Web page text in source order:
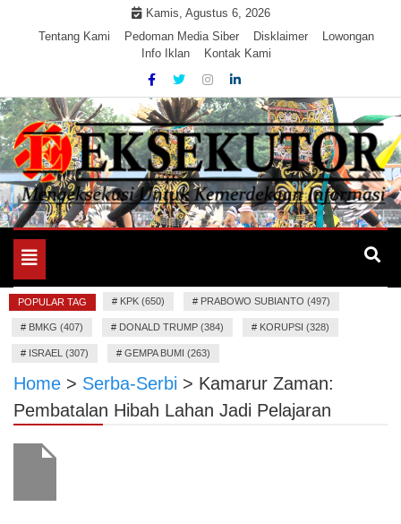
Kamis, Agustus 6, 2026
Tentang Kami
Pedoman Media Siber Disklaimer
Lowongan
Info Iklan
Kontak Kami
EKSEKUTOR
Mengeksekusi Berita Untuk Kemerdekaan dan Keadilan
Toggle
navigation
POPULAR TAG # KPK (650) # PRABOWO SUBIANTO (497)
# BMKG (407) # DONALD TRUMP (384) # KORUPSI (328)
# ISRAEL (307) # GEMPA BUMI (263)
Home > Serba-Serbi > Kamarur Zaman:
Pembatalan Hibah Lahan Jadi Pelajaran